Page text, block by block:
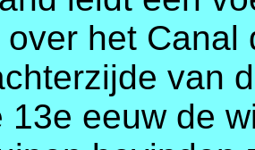
het Canal
van
13e eeuw de